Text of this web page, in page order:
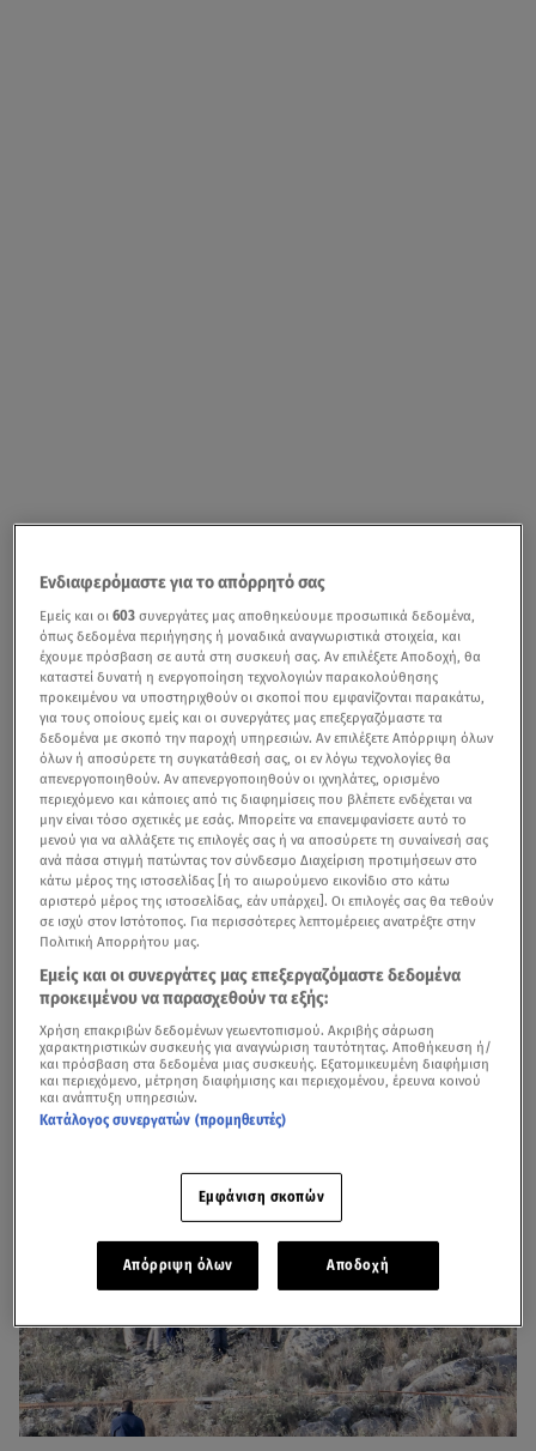
Καλογήρουεπιβεβαιώθηκε, χθες. Η
σε απομακρυσμένο σημείο στονΤύρναβοανήκει τελικά
στον 39χρονο γιο της εισαγγελέως τηςΛάρισας , η οποία
έχει αναλάβει, μεταξύ άλλων και την υπόθεση των
Τεμπών.
Βασίλης Καλογήρου: Η στιγμή που η μητέρα του
αντικρίζει τη σορό του
Ο Βασίλης Καλογήρουείχε εξαφανιστεί από τις 30
Δεκεμβρίου, κατά τη διάρκεια μια βόλτας που έκανε
στον Πηνειό στη Λάρισα.
έρευνες εστίαζαν στο ποτάμι,χωρίς κανείς να
εντοπίσει κανένα ίχνος του. Ήταν σαν να είχε ανοίξει η
γη και τον είχε καταπιεί, αφούδεν υπήρχε ούτε μία
κάμερα που να είχε καταγράψει τις κινήσεις του.
Ενδιαφερόμαστε για το απόρρητό σας
Εμείς και οι603 συνεργάτες μας αποθηκεύουμε προσωπικά δεδομένα,
όπως δεδομένα περιήγησης ή μοναδικά αναγνωριστικά στοιχεία, και
έχουμε πρόσβαση σε αυτά στη συσκευή σας. Αν επιλέξετε Αποδοχή, θα
καταστεί δυνατή η ενεργοποίηση τεχνολογιών παρακολούθησης
προκειμένου να υποστηριχθούν οι σκοποί που εμφανίζονται παρακάτω,
για τους οποίους εμείς και οι συνεργάτες μας επεξεργαζόμαστε τα
δεδομένα με σκοπό την παροχή υπηρεσιών. Αν επιλέξετε Απόρριψη όλων
όλων ή αποσύρετε τη συγκατάθεσή σας, οι εν λόγω τεχνολογίες θα
απενεργοποιηθούν. Αν απενεργοποιηθούν οι ιχνηλάτες, ορισμένο
περιεχόμενο και κάποιες από τις διαφημίσεις που βλέπετε ενδέχεται να
μην είναι τόσο σχετικές με εσάς. Μπορείτε να επανεμφανίσετε αυτό το
μενού για να αλλάξετε τις επιλογές σας ή να αποσύρετε τη συναίνεσή σας
ανά πάσα στιγμή πατώντας τον σύνδεσμο Διαχείριση προτιμήσεων στο
κάτω μέρος της ιστοσελίδας [ή το αιωρούμενο εικονίδιο στο κάτω
αριστερό μέρος της ιστοσελίδας, εάν υπάρχει]. Οι επιλογές σας θα τεθούν
σε ισχύ στον Ιστότοπος. Για περισσότερες λεπτομέρειες ανατρέξτε στην
Πολιτική Απορρήτου μας.
Εμείς και οι συνεργάτες μας επεξεργαζόμαστε δεδομένα
προκειμένου να παρασχεθούν τα εξής:
Χρήση επακριβών δεδομένων γεωεντοπισμού. Ακριβής σάρωση
χαρακτηριστικών συσκευής για αναγνώριση ταυτότητας. Αποθήκευση ή/
και πρόσβαση στα δεδομένα μιας συσκευής. Εξατομικευμένη διαφήμιση
και περιεχόμενο, μέτρηση διαφήμισης και περιεχομένου, έρευνα κοινού
και ανάπτυξη υπηρεσιών.
Κατάλογος συνεργατών (προμηθευτές)
Εμφάνιση σκοπών
Απόρριψη όλων Αποδοχή